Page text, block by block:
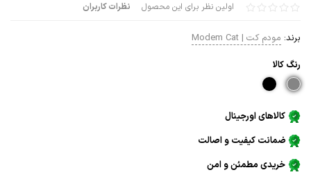
اولین نظر برای این محصول نظرات کاربران
برند: مودم کت | Modem Cat
رنگ كالا
کالاهای اورجینال
ضمانت کیفیت و اصالت
خریدی مطمئن و امن